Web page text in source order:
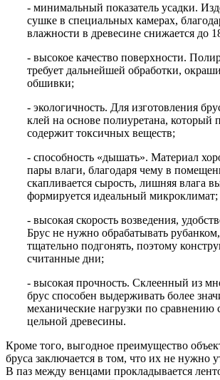
- минимальный показатель усадки.
сушке в специальных камерах,
влажности в древесине снижается до
- высокое качество поверхности.
требует дальнейшей обработки,
обшивки;
- экологичность. Для изготовления
клей на основе полиуретана, который
содержит токсичных веществ;
- способность «дышать». Материал
пары влаги, благодаря чему в
скапливается сырость, лишняя влага
формируется идеальный микроклимат;
- высокая скорость возведения,
Брус не нужно обрабатывать
тщательно подгонять, поэтому
считанные дни;
- высокая прочность. Склеенный из
брус способен выдерживать более
механические нагрузки по сравнению
цельной древесины.
Кроме того, выгодное преимущество
бруса заключается в том, что их не нужно
В паз между венцами прокладывается